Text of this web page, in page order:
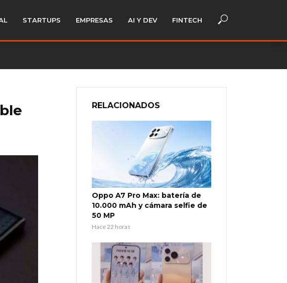
STARTUPS EMPRESAS AI Y DEV FINTECH
RELACIONADOS
Oppo A7 Pro Max: batería de
10.000 mAh y cámara selfie de
50 MP
Hace 22 horas